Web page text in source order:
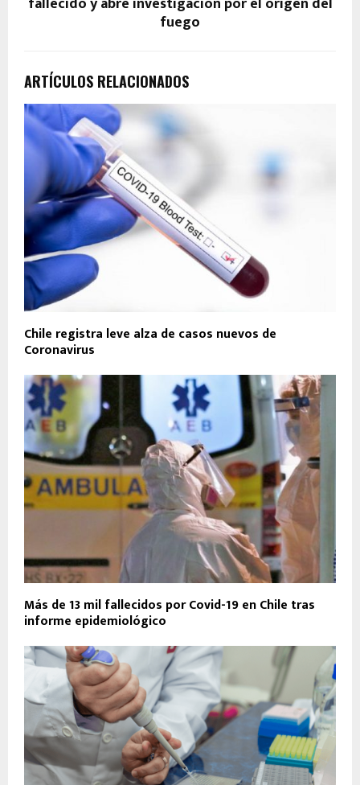
fuego
ARTÍCULOS RELACIONADOS
Chile registra leve alza de casos nuevos de
Coronavirus
Más de 13 mil fallecidos por Covid-19 en Chile tras
informe epidemiológico